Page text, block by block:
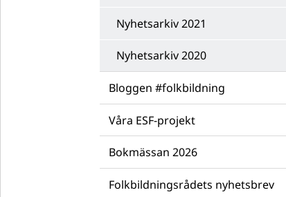
Nyhetsarkiv 2021
Nyhetsarkiv 2020
Bloggen #folkbildning
Våra ESF-projekt
Bokmässan 2026
Folkbildningsrådets nyhetsbrev